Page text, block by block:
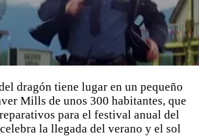
dragón tiene lugar en un pequeño
Mills de unos 300 habitantes, que
para el festival anual del
la llegada del verano y el sol